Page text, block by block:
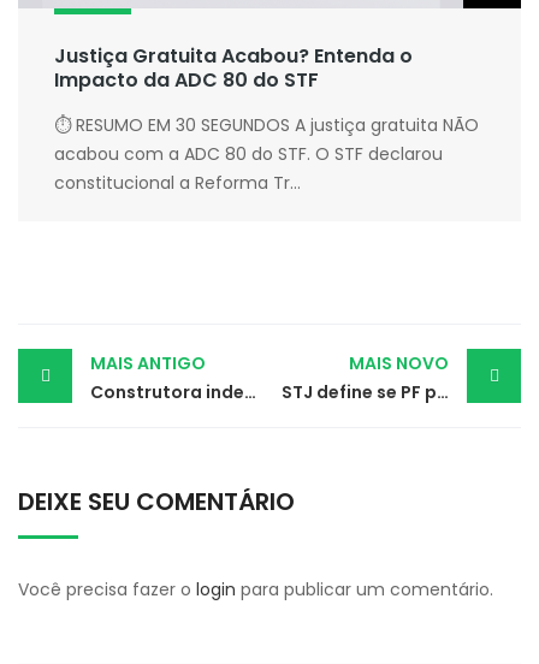
Justiça Gratuita Acabou? Entenda o
Impacto da ADC 80 do STF
⏱ RESUMO EM 30 SEGUNDOS A justiça gratuita NÃO
acabou com a ADC 80 do STF. O STF declarou
constitucional a Reforma Tr...
Post
navigation
MAIS ANTIGO
Construtora indenizará moradora por falta de energia elétrica
MAIS NOVO
STJ define se PF pode criar sites para investigar pornografia infantil
DEIXE SEU COMENTÁRIO
Você precisa fazer o login para publicar um comentário.